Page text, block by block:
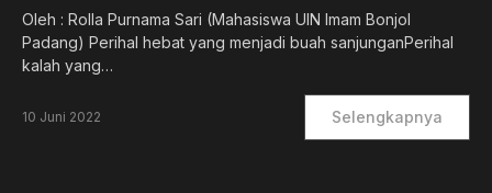
Oleh : Rolla Purnama Sari (Mahasiswa UIN Imam Bonjol
Padang) Perihal hebat yang menjadi buah sanjunganPerihal
kalah yang…
10 Juni 2022 Selengkapnya